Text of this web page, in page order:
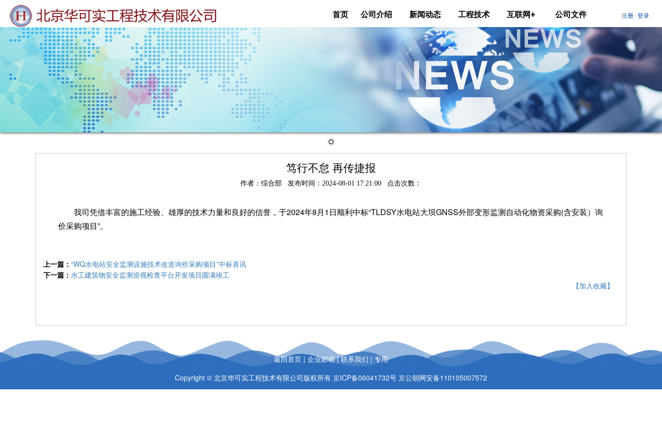
首页 公司介绍 新闻动态 工程技术 互联网+ 公司文件
笃行不怠 再传捷报
作者：综合部 发布时间：2024-08-01 17:21:00 点击次数：
我司凭借丰富的施工经验、雄厚的技术力量和良好的信誉，于2024年8月1日顺利中标“TLDSY水电站大坝GNSS外部变形监测自动化物资采购(含安装）询
价采购项目”。
上一篇： “WQ水电站安全监测设施技术改造询价采购项目”中标喜讯
下一篇： 水工建筑物安全监测巡视检查平台开发项目圆满竣工
【加入收藏】
返回首页 | 企业邮箱|联系我们 | 专用
Copyright © 北京华可实工程技术有限公司版权所有 京ICP备06041732号 京公朝网安备110105007572